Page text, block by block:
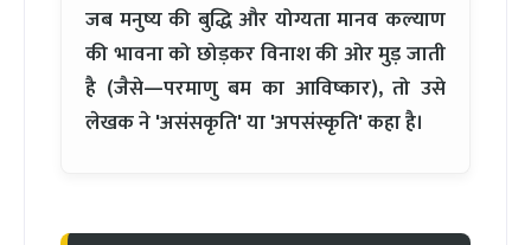
जब मनुष्य की बुद्धि और योग्यता मानव कल्याण
की भावना को छोड़कर विनाश की ओर मुड़ जाती
है (जैसे—परमाणु बम का आविष्कार), तो उसे
लेखक ने 'असंसकृति' या 'अपसंस्कृति' कहा है।